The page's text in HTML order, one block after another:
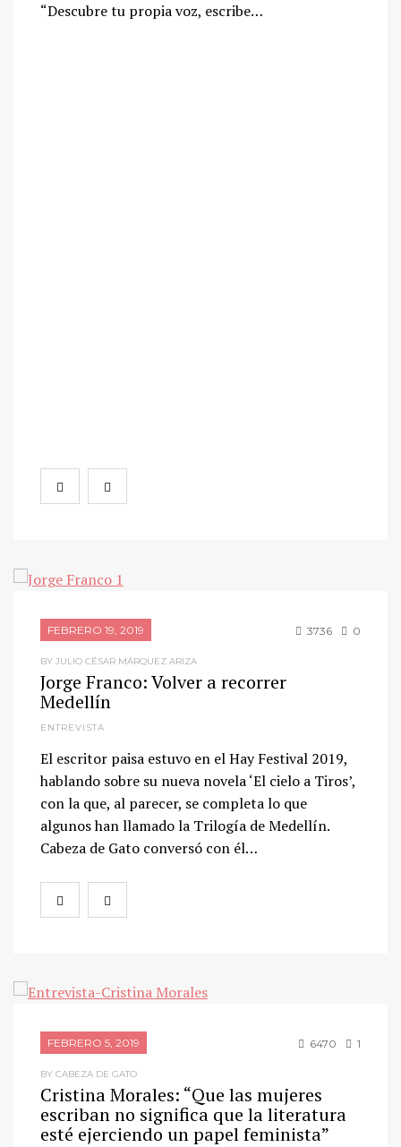
“Descubre tu propia voz, escribe…
FEBRERO 19, 2019 3736 0
BY JULIO CÉSAR MÁRQUEZ ARIZA
Jorge Franco: Volver a recorrer
Medellín
ENTREVISTA
El escritor paisa estuvo en el Hay Festival 2019,
hablando sobre su nueva novela ‘El cielo a Tiros’,
con la que, al parecer, se completa lo que
algunos han llamado la Trilogía de Medellín.
Cabeza de Gato conversó con él…
FEBRERO 5, 2019 6470 1
BY CABEZA DE GATO
Cristina Morales: “Que las mujeres
escriban no significa que la literatura
esté ejerciendo un papel feminista”